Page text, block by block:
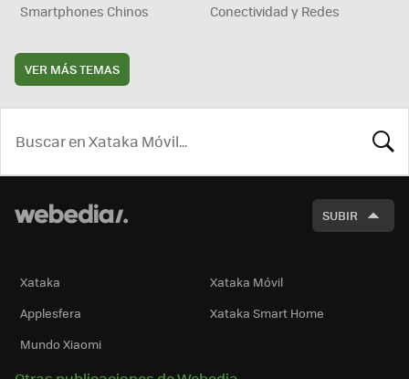
Smartphones Chinos
Conectividad y Redes
VER MÁS TEMAS
SUBIR
Xataka
Xataka Móvil
Applesfera
Xataka Smart Home
Mundo Xiaomi